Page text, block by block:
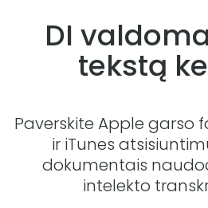
DI
tekstą
Paverskite Apple garso
ir iTunes
dokumentais
intelekto